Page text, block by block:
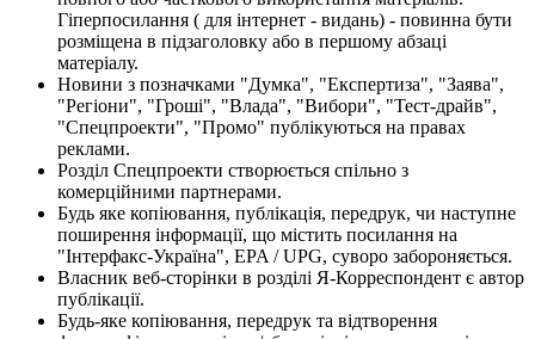
Гіперпосилання ( для інтернет - видань) - повинна бути
розміщена в підзаголовку або в першому абзаці
матеріалу.
Новини з позначками "Думка", "Експертиза", "Заява",
"Регіони", "Гроші", "Влада", "Вибори", "Тест-драйв",
"Спецпроекти", "Промо" публікуються на правах
реклами.
Розділ Спецпроекти створюється спільно з
комерційними партнерами.
Будь яке копіювання, публікація, передрук, чи наступне
поширення інформації, що містить посилання на
"Інтерфакс-Україна", EPA / UPG, суворо забороняється.
Власник веб-сторінки в розділі Я-Корреспондент є автор
публікації.
Будь-яке копіювання, передрук та відтворення